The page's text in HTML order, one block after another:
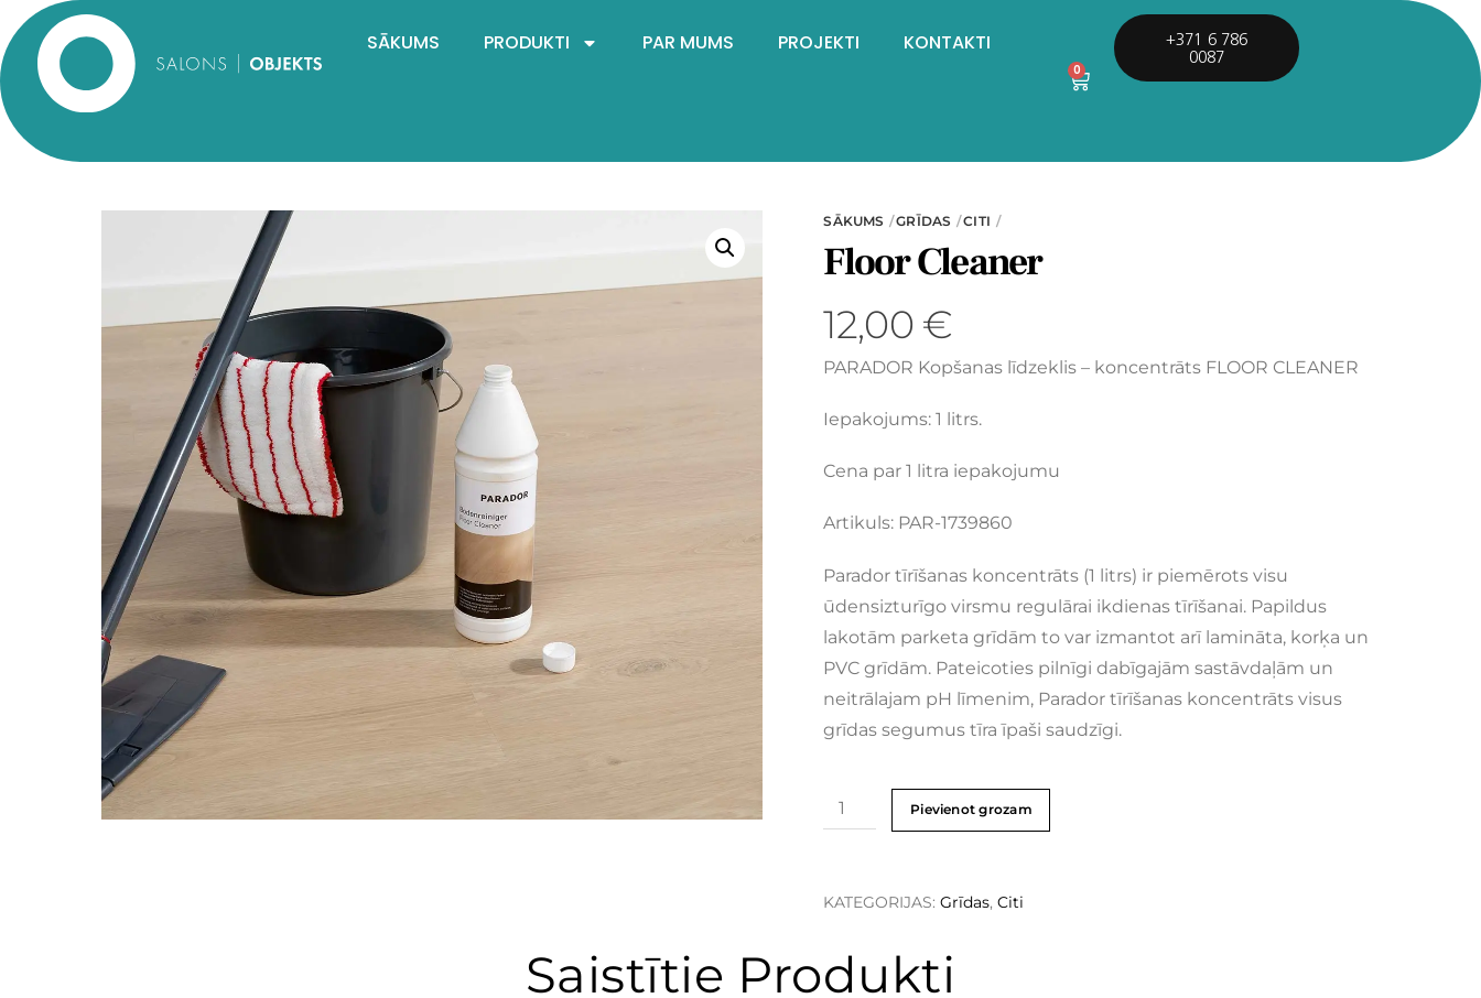
SĀKUMS PRODUKTI PAR MUMS PROJEKTI KONTAKTI
0
+371 6 786
0087
SĀKUMS GRĪDAS CITI
Floor Cleaner
12,00 €
PARADOR Kopšanas līdzeklis – koncentrāts FLOOR CLEANER
Iepakojums: 1 litrs.
Cena par 1 litra iepakojumu
Artikuls: PAR-1739860
Parador tīrīšanas koncentrāts (1 litrs) ir piemērots visu
ūdensizturīgo virsmu regulārai ikdienas tīrīšanai. Papildus
lakotām parketa grīdām to var izmantot arī lamināta, korķa un
PVC grīdām. Pateicoties pilnīgi dabīgajām sastāvdaļām un
neitrālajam pH līmenim, Parador tīrīšanas koncentrāts visus
grīdas segumus tīra īpaši saudzīgi.
Pievienot grozam
KATEGORIJAS:Grīdas,Citi
Saistītie Produkti